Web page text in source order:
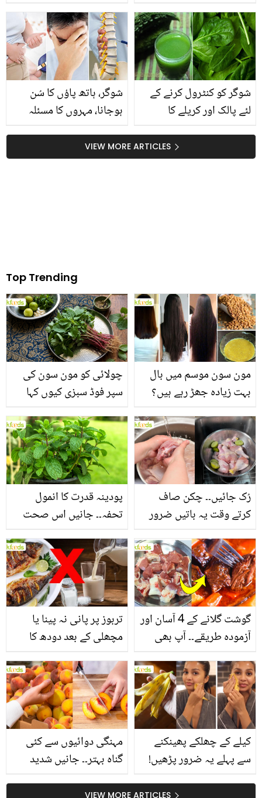
کے بھیک مانگنے کا رواج
کیوں عام ہے؟
جانیں اس کے حیرت انگیز
اور جادوئی نتائج
شوگر، ہاتھ پاؤں کا سُن
ہوجانا، مہروں کا مسئلہ
واحد آسان گھریلو ٹوٹکہ
شوگر کو کنٹرول کرنے کے
لئے پالک اور کریلے کا
VIEW MORE ARTICLES
Top Trending
چولائی کو مون سون کی
سپر فوڈ سبزی کیوں کہا
منرلز اور اینٹی آکسیڈنٹس
سے بھرپور اس سبزی کے
فائدے
مون سون موسم میں بال
بہت زیادہ جھڑ رہے ہیں؟
بنانے کے چند قدرتی طریقے
پودینہ قدرت کا انمول
تحفہ۔۔ جانیں اس صحت
انگیز طبی فوائد
رُک جائیں۔۔ چکن صاف
کرتے وقت یہ باتیں ضرور
تربوز پر پانی نہ پینا یا
مچھلی کے بعد دودھ کا
سے متعلق غلط فہمیوں کی
حقیقت کیا ہے اور افواہ
کیا؟
گوشت گلانے کے 4 آسان اور
آزمودہ طریقے۔۔ آپ بھی
بتائے راز
مہنگی دوائیوں سے کئی
گناہ بہتر۔۔ جانیں شدید
کیلے کے چھلکے پھینکنے
سے پہلے یہ ضرور پڑھیں!
VIEW MORE ARTICLES